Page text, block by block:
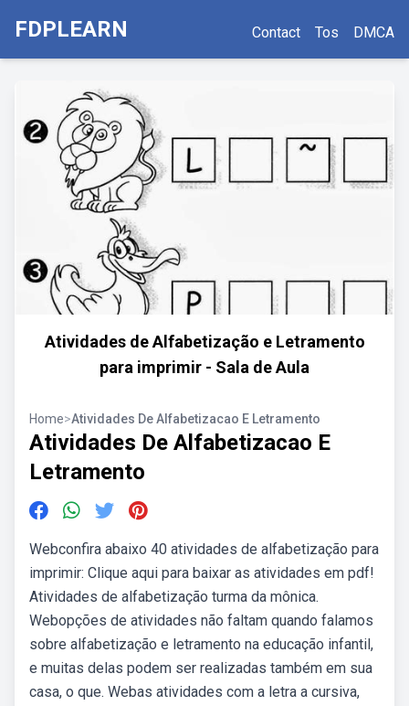
FDPLEARN Contact Tos DMCA
Atividades de Alfabetização e Letramento
para imprimir - Sala de Aula
Home>Atividades De Alfabetizacao E Letramento
Atividades De Alfabetizacao E
Letramento
Webconfira abaixo 40 atividades de alfabetização para
imprimir: Clique aqui para baixar as atividades em pdf!
Atividades de alfabetização turma da mônica.
Webopções de atividades não faltam quando falamos
sobre alfabetização e letramento na educação infantil,
e muitas delas podem ser realizadas também em sua
casa, o que. Webas atividades com a letra a cursiva,